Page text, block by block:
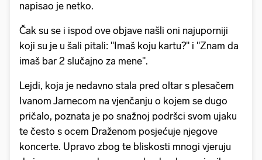
napisao je netko.
Čak su se i ispod ove objave našli oni najuporniji
koji su je u šali pitali: "Imaš koju kartu?" i "Znam da
imaš bar 2 slučajno za mene".
Lejdi, koja je nedavno stala pred oltar s plesačem
Ivanom Jarnecom na vjenčanju o kojem se dugo
pričalo, poznata je po snažnoj podršci svom ujaku
te često s ocem Draženom posjećuje njegove
koncerte. Upravo zbog te bliskosti mnogi vjeruju